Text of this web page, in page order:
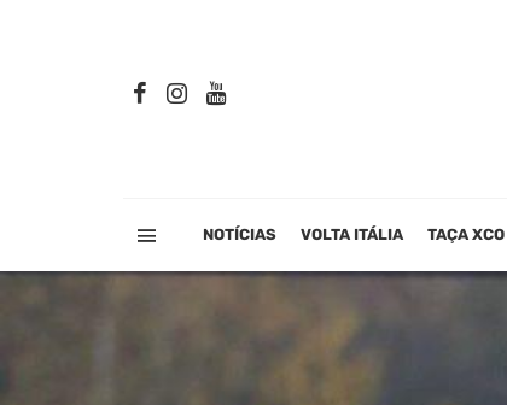
NOTÍCIAS VOLTA ITÁLIA TAÇA XCO